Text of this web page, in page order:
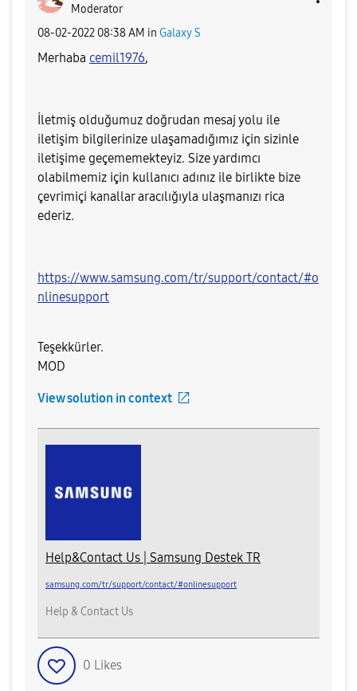
Moderator
‎08-02-2022 08:38 AM in Galaxy S
Merhaba cemil1976,
İletmiş olduğumuz doğrudan mesaj yolu ile
iletişim bilgilerinize ulaşamadığımız için sizinle
iletişime geçememekteyiz. Size yardımcı
olabilmemiz için kullanıcı adınız ile birlikte bize
çevrimiçi kanallar aracılığıyla ulaşmanızı rica
ederiz.
https://www.samsung.com/tr/support/contact/#o
nlinesupport
Teşekkürler.
MOD
View solution in context
Help&Contact Us | Samsung Destek TR
samsung.com/tr/support/contact/#onlinesupport
Help & Contact Us
0 Likes